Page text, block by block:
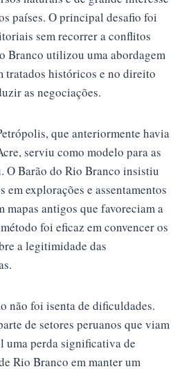
países. O principal desafio foi
sem recorrer a conflitos
Branco utilizou uma abordagem
tratados históricos e no direito
as negociações.
que anteriormente havia
serviu como modelo para as
O Barão do Rio Branco insistiu
em explorações e assentamentos
mapas antigos que favoreciam a
foi eficaz em convencer os
a legitimidade das
não foi isenta de dificuldades.
de setores peruanos que viam
uma perda significativa de
Rio Branco em manter um